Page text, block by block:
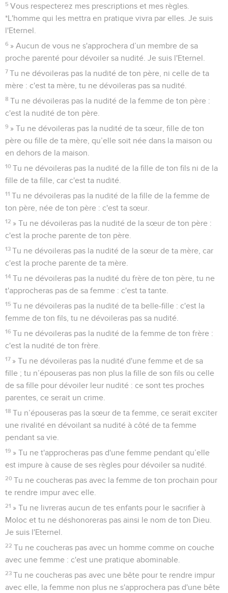
5 Vous respecterez mes prescriptions et mes règles.
*L'homme qui les mettra en pratique vivra par elles. Je suis
l'Eternel.
6 » Aucun de vous ne s'approchera d’un membre de sa
proche parenté pour dévoiler sa nudité. Je suis l'Eternel.
7 Tu ne dévoileras pas la nudité de ton père, ni celle de ta
mère : c'est ta mère, tu ne dévoileras pas sa nudité.
8 Tu ne dévoileras pas la nudité de la femme de ton père :
c'est la nudité de ton père.
9 » Tu ne dévoileras pas la nudité de ta sœur, fille de ton
père ou fille de ta mère, qu’elle soit née dans la maison ou
en dehors de la maison.
10 Tu ne dévoileras pas la nudité de la fille de ton fils ni de la
fille de ta fille, car c'est ta nudité.
11 Tu ne dévoileras pas la nudité de la fille de la femme de
ton père, née de ton père : c'est ta sœur.
12 » Tu ne dévoileras pas la nudité de la sœur de ton père :
c'est la proche parente de ton père.
13 Tu ne dévoileras pas la nudité de la sœur de ta mère, car
c'est la proche parente de ta mère.
14 Tu ne dévoileras pas la nudité du frère de ton père, tu ne
t'approcheras pas de sa femme : c'est ta tante.
15 Tu ne dévoileras pas la nudité de ta belle-fille : c'est la
femme de ton fils, tu ne dévoileras pas sa nudité.
16 Tu ne dévoileras pas la nudité de la femme de ton frère :
c'est la nudité de ton frère.
17 » Tu ne dévoileras pas la nudité d'une femme et de sa
fille ; tu n’épouseras pas non plus la fille de son fils ou celle
de sa fille pour dévoiler leur nudité : ce sont tes proches
parentes, ce serait un crime.
18 Tu n’épouseras pas la sœur de ta femme, ce serait exciter
une rivalité en dévoilant sa nudité à côté de ta femme
pendant sa vie.
19 » Tu ne t'approcheras pas d'une femme pendant qu’elle
est impure à cause de ses règles pour dévoiler sa nudité.
20 Tu ne coucheras pas avec la femme de ton prochain pour
te rendre impur avec elle.
21 » Tu ne livreras aucun de tes enfants pour le sacrifier à
Moloc et tu ne déshonoreras pas ainsi le nom de ton Dieu.
Je suis l'Eternel.
22 Tu ne coucheras pas avec un homme comme on couche
avec une femme : c'est une pratique abominable.
23 Tu ne coucheras pas avec une bête pour te rendre impur
avec elle, la femme non plus ne s'approchera pas d'une bête